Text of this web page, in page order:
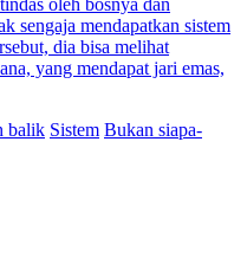
dengan jabatan Kepala
taipan Keluarga Suria.
Zoya Suria, dari incaran
data miliknya, Situasi itu
bayaran, dan Keluarga
terbesar di Kota Ciko.
tapi bisa mengakibatkan
dengannya. Mengapa
kekuatan dalam dirinya?
Raja Naga? Mengapa dia
Zoya Suria atasannya,
Gina Xelena si wanita